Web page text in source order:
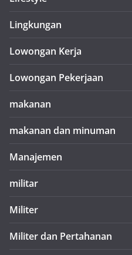
Lingkungan
Lowongan Kerja
Lowongan Pekerjaan
makanan
makanan dan minuman
Manajemen
militar
Militer
Militer dan Pertahanan